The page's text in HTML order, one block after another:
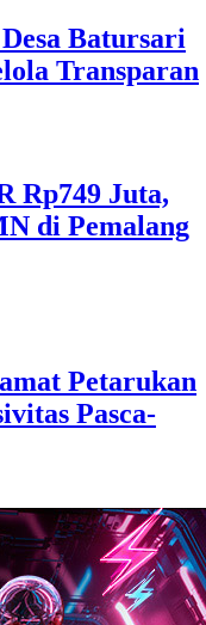
Batursari
Transparan
Rp749 Juta,
di Pemalang
Petarukan
Pasca-